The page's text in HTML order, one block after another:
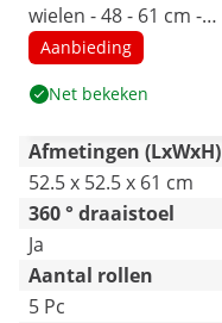
wielen - 48 - 61 cm -
120 kg - zwart
Aanbieding
Net bekeken
Afmetingen (LxWxH)
52.5 x 52.5 x 61 cm
360 ° draaistoel
Ja
Aantal rollen
5 Pc